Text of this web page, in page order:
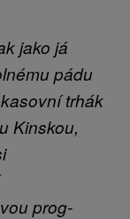
jako já
pádu
trhák
Kinskou,
prog-